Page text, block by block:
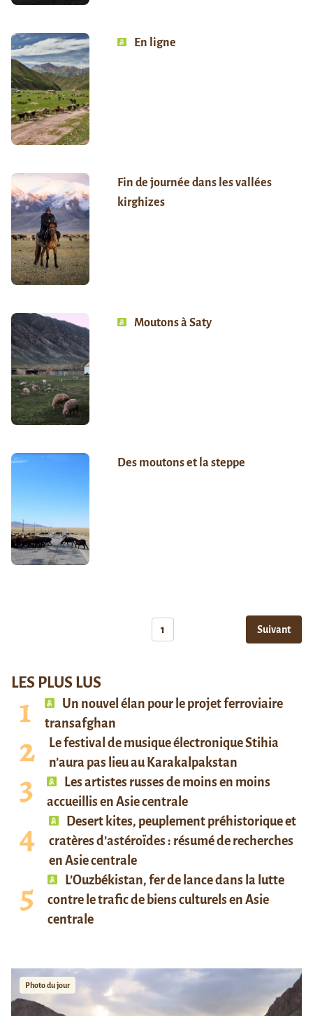
En ligne
Fin de journée dans les vallées
kirghizes
Moutons à Saty
Des moutons et la steppe
1 Suivant
LES PLUS LUS
Un nouvel élan pour le projet ferroviaire
transafghan
Le festival de musique électronique Stihia
n’aura pas lieu au Karakalpakstan
Les artistes russes de moins en moins
accueillis en Asie centrale
Desert kites, peuplement préhistorique et
cratères d’astéroïdes : résumé de recherches
en Asie centrale
L’Ouzbékistan, fer de lance dans la lutte
contre le trafic de biens culturels en Asie
centrale
Photo du jour